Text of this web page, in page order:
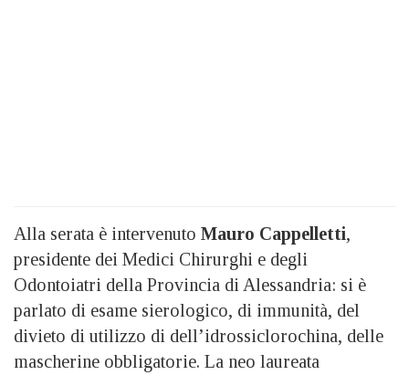
Alla serata è intervenuto Mauro Cappelletti,
presidente dei Medici Chirurghi e degli
Odontoiatri della Provincia di Alessandria: si è
parlato di esame sierologico, di immunità, del
divieto di utilizzo di dell’idrossiclorochina, delle
mascherine obbligatorie. La neo laureata